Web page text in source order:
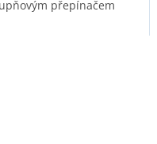
přepínačem